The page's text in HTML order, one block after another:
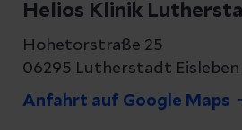
Helios Klinik
Hohetorstraße 25
06295 Lutherstadt Eisleben
Anfahrt auf Google Maps